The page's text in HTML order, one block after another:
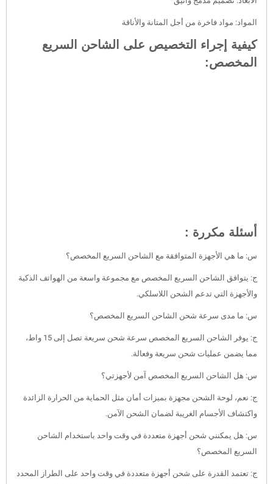
المواد: مواد فاخرة من أجل المتانة والأناقة
كيفية إجراء التخصيص على الشاحن السريع
المخصص:
أسئلة مكررة :
س: ما هي الأجهزة المتوافقة مع الشاحن السريع المخصص؟
ج: يتوافق الشاحن السريع المخصص مع مجموعة واسعة من الهواتف الذكية
والأجهزة التي تدعم الشحن اللاسلكي.
س: ما مدى سرعة شحن الشاحن السريع المخصص؟
ج: يوفر الشاحن السريع المخصص سرعة شحن سريعة تصل إلى 15 واط،
مما يضمن عمليات شحن سريعة وفعالة.
س: هل الشاحن السريع المخصص آمن لأجهزتي؟
ج: نعم، لوحة الشحن مجهزة بميزات أمان مثل الحماية من الحرارة الزائدة
واكتشاف الأجسام الغريبة لضمان الشحن الآمن.
س: هل يمكنني شحن أجهزة متعددة في وقت واحد باستخدام الشاحن
السريع المخصص؟
ج: تعتمد القدرة على شحن أجهزة متعددة في وقت واحد على الطراز المحدد